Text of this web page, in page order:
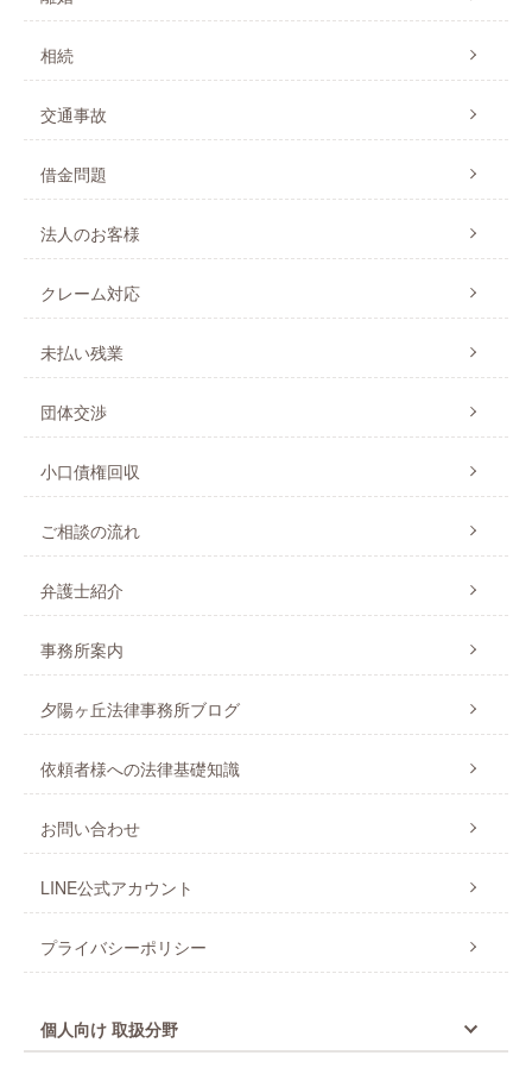
相続
交通事故
借金問題
法人のお客様
クレーム対応
未払い残業
団体交渉
小口債権回収
ご相談の流れ
弁護士紹介
事務所案内
夕陽ヶ丘法律事務所ブログ
依頼者様への法律基礎知識
お問い合わせ
LINE公式アカウント
プライバシーポリシー
個人向け 取扱分野